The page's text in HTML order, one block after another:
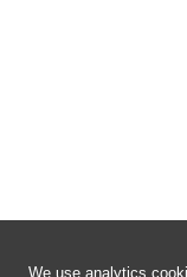
We use analytics